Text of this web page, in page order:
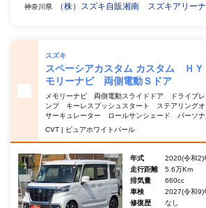
神奈川県 （株）スズキ自販湘南 スズキアリー
スズキ
スペーシアカスタム カスタム Ｈ
モリーナビ 両側電動Ｓドア
メモリーナビ 両側電動スライドドア ドライブ
ンプ キーレスプッシュスタート ステアリング
サーキュレーター ロールサンシェード パーソナ
CVT | ピュアホワイトパール
年式
2020(令和2)
走行距離
5.6万Km
排気量
660cc
車検
2027(令和9)
修復歴
なし